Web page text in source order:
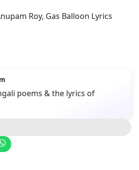
Roy, Gas Balloon Lyrics
poems & the lyrics of